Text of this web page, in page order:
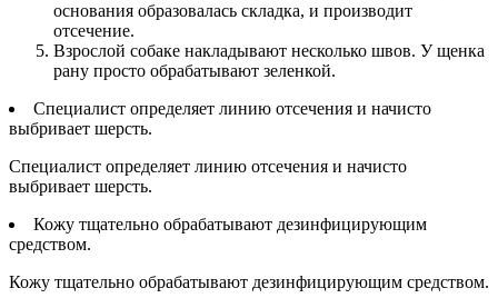
основания образовалась складка, и производит
отсечение.
Взрослой собаке накладывают несколько швов. У щенка
рану просто обрабатывают зеленкой.
Специалист определяет линию отсечения и начисто
выбривает шерсть.
Специалист определяет линию отсечения и начисто
выбривает шерсть.
Кожу тщательно обрабатывают дезинфицирующим
средством.
Кожу тщательно обрабатывают дезинфицирующим средством.